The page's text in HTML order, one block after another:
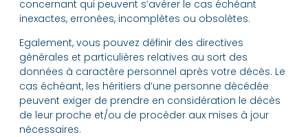
concernant qui peuvent s’avérer le cas échéant
inexactes, erronées, incomplètes ou obsolètes.
Egalement, vous pouvez définir des directives
générales et particulières relatives au sort des
données à caractère personnel après votre décès. Le
cas échéant, les héritiers d’une personne décédée
peuvent exiger de prendre en considération le décès
de leur proche et/ou de procéder aux mises à jour
nécessaires.